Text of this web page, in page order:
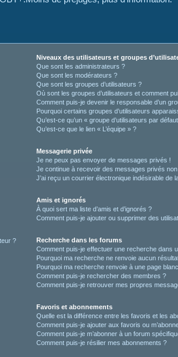
?
Niveaux des utilisateurs et groupes
Que sont les administrateurs ?
Que sont les modérateurs ?
Que sont les groupes d’utilisateurs ?
Où sont les groupes d’utilisateurs et comment
Comment puis-je devenir le responsable d’un
Pourquoi certains groupes d’utilisateurs
Qu’est-ce qu’un « groupe d’utilisateurs par
Qu’est-ce que le lien « L’équipe » ?
Messagerie privée
Je ne peux pas envoyer de messages privés !
Je continue à recevoir des messages privés
J’ai reçu un courrier électronique indésirable de
Amis et ignorés
À quoi sert ma liste d’amis et d’ignorés ?
Comment puis-je ajouter ou supprimer des
Recherche dans les forums
Comment puis-je effectuer une recherche dans
Pourquoi ma recherche ne renvoie aucun
Pourquoi ma recherche renvoie à une page
Comment puis-je rechercher des membres ?
Comment puis-je retrouver mes propres
Favoris et abonnements
Quelle est la différence entre les favoris et les
Comment puis-je ajouter aux favoris ou
Comment puis-je m’abonner à un forum
Comment puis-je résilier mes abonnements ?